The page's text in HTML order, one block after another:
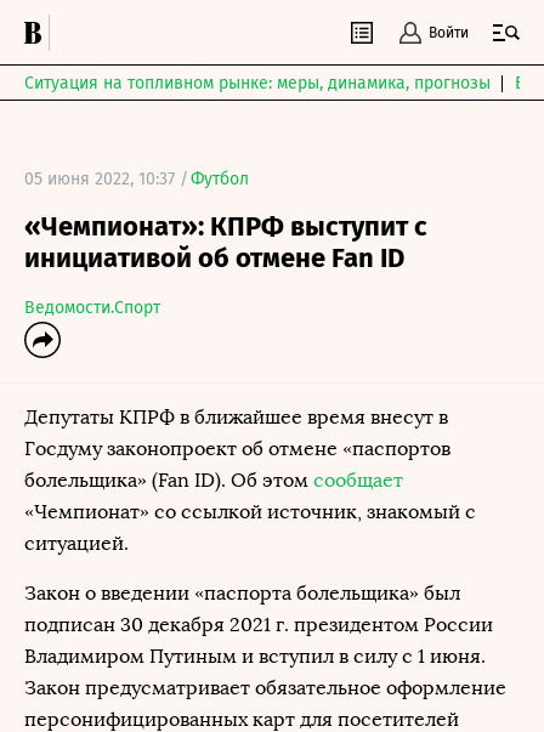
Войти
Ситуация на топливном рынке: меры, динамика, прогнозы
05 июня 2022, 10:37 /Футбол
«Чемпионат»: КПРФ выступит с
инициативой об отмене Fan ID
Ведомости.Спорт
Депутаты КПРФ в ближайшее время внесут в
Госдуму законопроект об отмене «паспортов
болельщика» (Fan ID). Об этом сообщает
«Чемпионат» со ссылкой источник, знакомый с
ситуацией.
Закон о введении «паспорта болельщика» был
подписан 30 декабря 2021 г. президентом России
Владимиром Путиным и вступил в силу с 1 июня.
Закон предусматривает обязательное оформление
персонифицированных карт для посетителей